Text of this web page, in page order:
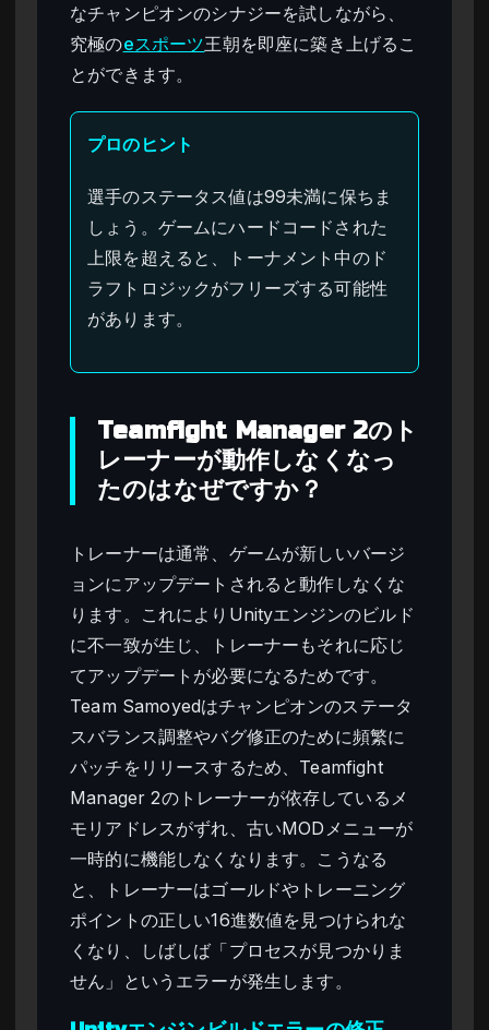
なチャンピオンのシナジーを試しながら、
究極のeスポーツ王朝を即座に築き上げるこ
とができます。
プロのヒント
選手のステータス値は99未満に保ちま
しょう。ゲームにハードコードされた
上限を超えると、トーナメント中のド
ラフトロジックがフリーズする可能性
があります。
Teamfight Manager 2のト
レーナーが動作しなくなっ
たのはなぜですか？
トレーナーは通常、ゲームが新しいバージ
ョンにアップデートされると動作しなくな
ります。これによりUnityエンジンのビルド
に不一致が生じ、トレーナーもそれに応じ
てアップデートが必要になるためです。
Team Samoyedはチャンピオンのステータ
スバランス調整やバグ修正のために頻繁に
パッチをリリースするため、Teamfight
Manager 2のトレーナーが依存しているメ
モリアドレスがずれ、古いMODメニューが
一時的に機能しなくなります。こうなる
と、トレーナーはゴールドやトレーニング
ポイントの正しい16進数値を見つけられな
くなり、しばしば「プロセスが見つかりま
せん」というエラーが発生します。